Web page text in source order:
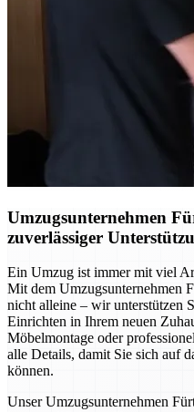
Umzugsunternehmen
zuverlässiger
Ein Umzug ist immer mit viel
Mit dem Umzugsunternehmen
nicht alleine – wir unterstützen
Einrichten in Ihrem neuen
Möbelmontage oder
alle Details, damit Sie sich auf
können.
Unser Umzugsunternehmen